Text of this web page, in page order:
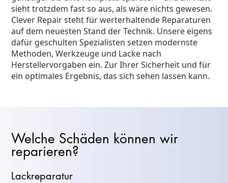
sieht trotzdem fast so aus, als wäre nichts gewesen.
Clever Repair steht für werterhaltende Reparaturen
auf dem neuesten Stand der Technik. Unsere eigens
dafür geschulten Spezialisten setzen modernste
Methoden, Werkzeuge und Lacke nach
Herstellervorgaben ein. Zur Ihrer Sicherheit und für
ein optimales Ergebnis, das sich sehen lassen kann.
Welche Schäden können wir
reparieren?
Lackreparatur